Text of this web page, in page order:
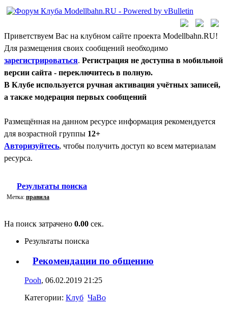
Приветствуем Вас на клубном сайте проекта Modellbahn.RU!
Для размещения своих сообщений необходимо
зарегистрироваться. Регистрация не доступна в мобильной
версии сайта - переключитесь в полную.
В Клубе используется ручная активация учётных записей,
а также модерация первых сообщений
Размещённая на данном ресурсе информация рекомендуется
для возрастной группы 12+
Авторизуйтесь, чтобы получить доступ ко всем материалам
ресурса.
Результаты поиска
Метка: правила
На поиск затрачено 0.00 сек.
Результаты поиска
Рекомендации по общению
Pooh, 06.02.2019 21:25
Категории: Клуб ЧаВо